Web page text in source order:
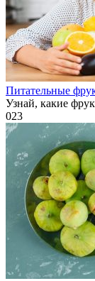
Питательные
Узнай, какие
023